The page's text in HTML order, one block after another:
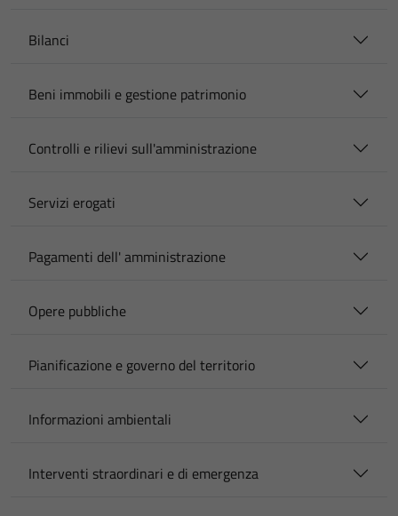
Bilanci
Beni immobili e gestione patrimonio
Controlli e rilievi sull'amministrazione
Servizi erogati
Pagamenti dell' amministrazione
Opere pubbliche
Pianificazione e governo del territorio
Informazioni ambientali
Interventi straordinari e di emergenza